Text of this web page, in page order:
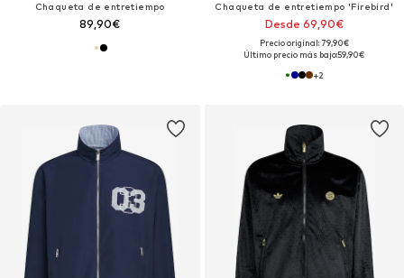
Chaqueta de entretiempo
89,90€
Chaqueta de entretiempo 'Firebird'
Desde 69,90€
Precio original: 79,90€
Último precio más bajo:59,90€
+2